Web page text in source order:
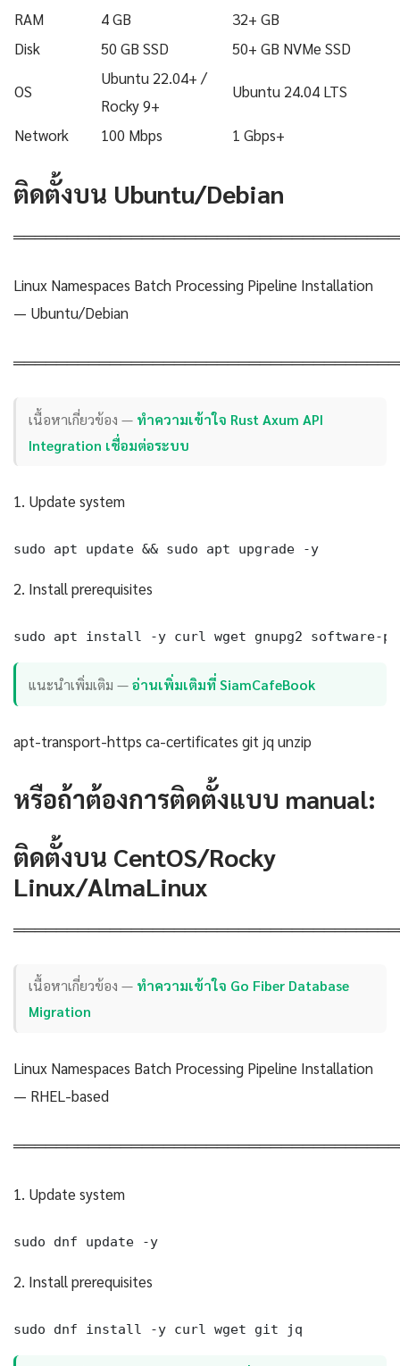
RAM 4 GB
32+ GB
Disk
50 GB SSD 50+ GB NVMe SSD
OS
Ubuntu 22.04+ /
Rocky 9+
Ubuntu 24.04 LTS
Network 100 Mbps 1 Gbps+
ติดตั้งบน Ubuntu/Debian
Linux Namespaces Batch Processing Pipeline Installation
— Ubuntu/Debian
เนื้อหาเกี่ยวข้อง — ทำความเข้าใจ Rust Axum API
Integration เชื่อมต่อระบบ
1. Update system
sudo apt update && sudo apt upgrade -y
2. Install prerequisites
sudo apt install -y curl wget gnupg2 software-
แนะนำเพิ่มเติม —อ่านเพิ่มเติมที่ SiamCafeBook
apt-transport-https ca-certificates git jq unzip
หรือถ้าต้องการติดตั้งแบบ manual:
ติดตั้งบน CentOS/Rocky
Linux/AlmaLinux
เนื้อหาเกี่ยวข้อง — ทำความเข้าใจ Go Fiber Database
Migration
Linux Namespaces Batch Processing Pipeline Installation
— RHEL-based
1. Update system
sudo dnf update -y
2. Install prerequisites
sudo dnf install -y curl wget git jq